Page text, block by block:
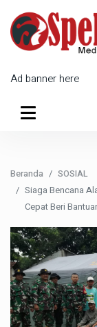
Ad banner here
Beranda
SOSIAL
Siaga Bencana
Cepat Beri